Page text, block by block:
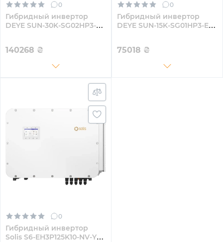
0
Гибридный инвертор
DEYE SUN-30K-SG02HP3-
Трехфазный
140268 ₴
0
Гибридный инвертор
DEYE SUN-15K-SG01HP3-EU-
75018 ₴
0
Гибридный инвертор
Solis S6-EH3P125K10-NV-YD-